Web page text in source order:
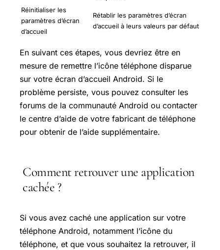
Réinitialiser les
paramètres d’écran
d’accueil
Rétablir les paramètres d’écran
d’accueil à leurs valeurs par défaut
En suivant ces étapes, vous devriez être en
mesure de remettre l’icône téléphone disparue
sur votre écran d’accueil Android. Si le
problème persiste, vous pouvez consulter les
forums de la communauté Android ou contacter
le centre d’aide de votre fabricant de téléphone
pour obtenir de l’aide supplémentaire.
Comment retrouver une application
cachée ?
Si vous avez caché une application sur votre
téléphone Android, notamment l’icône du
téléphone, et que vous souhaitez la retrouver, il